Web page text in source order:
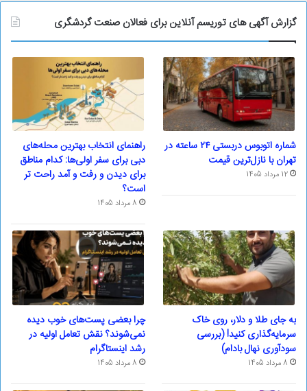
گزارش آگهی های توریسم آنلاین برای فعالان صنعت گردشگری
شماره اتوبوس دربستی ۲۴ ساعته در
تهران با نازل‌ترین قیمت
12 مرداد 1405
راهنمای انتخاب بهترین محله‌های
دبی برای سفر اولی‌ها: کدام مناطق
برای دیدن و رفت و آمد راحت تر
است؟
8 مرداد 1405
به جای طلا و دلار، روی خاک
سرمایه‌گذاری کنید! (بررسی
سودآوری نهال بادام)
8 مرداد 1405
چرا بعضی پست‌های خوب دیده
نمی‌شوند؟ نقش تعامل اولیه در
رشد اینستاگرام
8 مرداد 1405